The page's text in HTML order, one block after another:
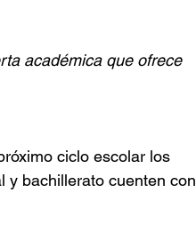
académica que ofrece
ciclo escolar los
y bachillerato cuenten con